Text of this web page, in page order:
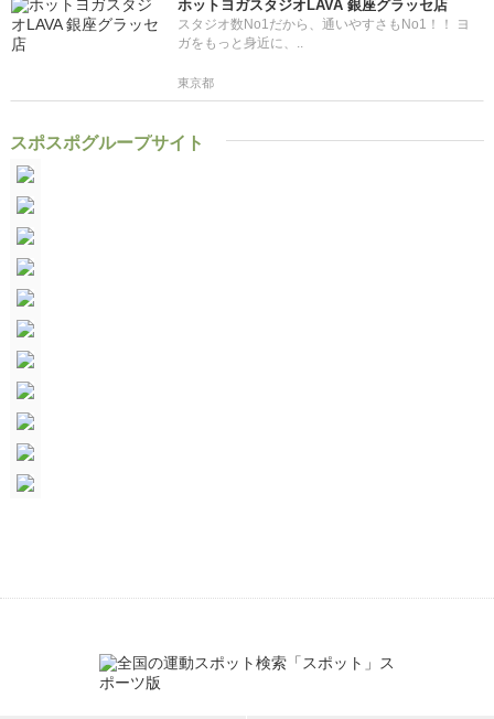
ホットヨガスタジオLAVA 銀座グラッセ店
スタジオ数No1だから、通いやすさもNo1！！ ヨ
ガをもっと身近に、..
東京都
スポスポグループサイト